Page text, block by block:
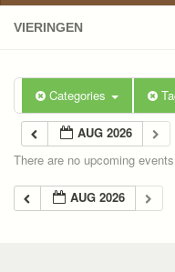
VIERINGEN
Categories
AUG 2026
There are no upcoming
AUG 2026